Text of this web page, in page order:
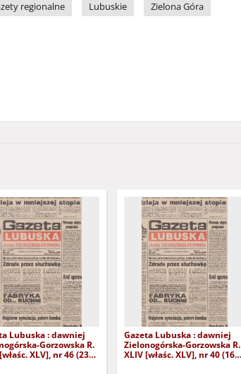
regionalne Lubuskie Zielona Góra
Lubuska : dawniej
Gorzowska R.
XLV], nr 46 (23
Gazeta Lubuska : dawniej
Zielonogórska-Gorzowska R.
XLIV [właśc. XLV], nr 40 (16